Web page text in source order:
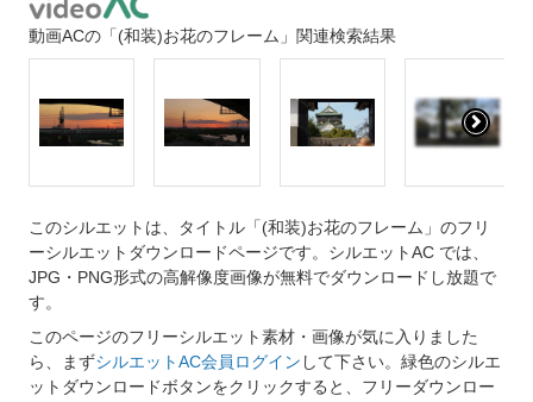
動画ACの「(和装)お花のフレーム」関連検索結果
このシルエットは、タイトル「(和装)お花のフレーム」のフリ
ーシルエットダウンロードページです。シルエットAC では、
JPG・PNG形式の高解像度画像が無料でダウンロードし放題で
す。
このページのフリーシルエット素材・画像が気に入りました
ら、まずシルエットAC会員ログイン して下さい。緑色のシルエ
ットダウンロードボタンをクリックすると、フリーダウンロー